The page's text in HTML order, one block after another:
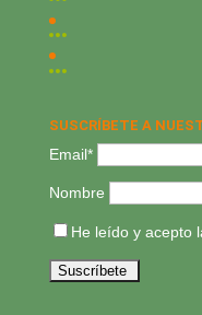
SUSCRÍBETE A
Email*
Nombre
He leído y acepto